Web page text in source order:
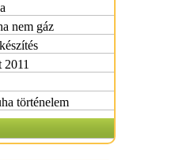
nem gáz
történelem